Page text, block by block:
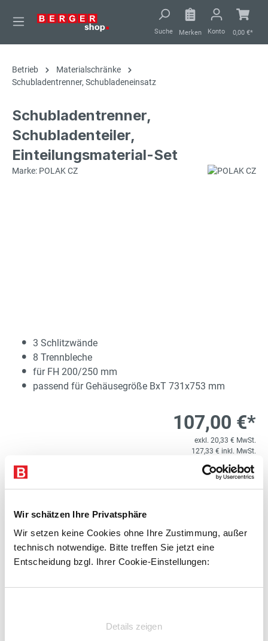
Wir schätzen Ihre Privatsphäre
Wir setzen keine Cookies ohne Ihre Zustimmung, außer
technisch notwendige. Bitte treffen Sie jetzt eine
Entscheidung bzgl. Ihrer Cookie-Einstellungen:
Details zeigen
springen
Suche Merken Konto 0,00 €*
Betrieb
Materialschränke
Schubladentrenner, Schubladeneinsatz
Schubladentrenner,
Schubladenteiler,
Einteilungsmaterial-Set
Marke: POLAK CZ
3 Schlitzwände
8 Trennbleche
für FH 200/250 mm
passend für Gehäusegröße BxT 731x753 mm
107,00 €*
exkl. 20,33 € MwSt.
127,33 € inkl. MwSt.
Lieferzeit 20 Werktage
Produkt Anzahl: Gib den gewünschten
Artikelnummer:E1613804-BS